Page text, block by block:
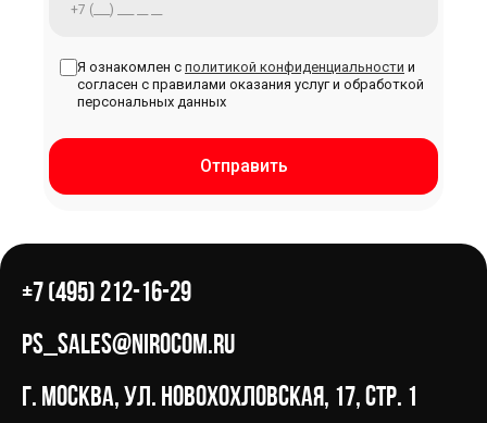
Отправить
Я ознакомлен с политикой конфиденциальности и
согласен с правилами оказания услуг и обработкой
персональных данных
+7 (495) 212-16-29
ps_sales@nirocom.ru
г. Москва, ул. Новохохловская, 17, стр. 1